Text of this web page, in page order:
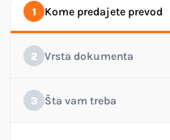
1 Kome predajete prevod
2 Vrsta dokumenta
3 Šta vam treba